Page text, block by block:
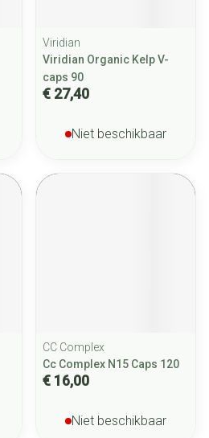
Viridian
Viridian Organic Kelp V-
caps 90
€ 27,40
Niet beschikbaar
CC Complex
Cc Complex N15 Caps 120
€ 16,00
Niet beschikbaar